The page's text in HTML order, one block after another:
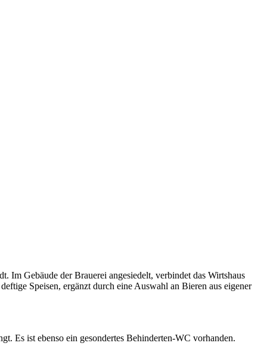
Im Gebäude der Brauerei angesiedelt, verbindet das Wirtshaus
Speisen, ergänzt durch eine Auswahl an Bieren aus eigener
Es ist ebenso ein gesondertes Behinderten-WC vorhanden.